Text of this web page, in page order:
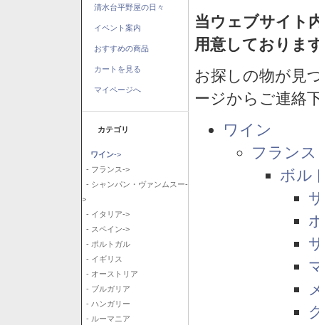
清水台平野屋の日々
イベント案内
おすすめの商品
カートを見る
マイページへ
カテゴリ
ワイン->
- フランス->
- シャンパン・ヴァンムスー-
>
- イタリア->
- スペイン->
- ポルトガル
- イギリス
- オーストリア
- ブルガリア
- ハンガリー
- ルーマニア
当ウェブサイト
用意しておりま
お探しの物が見
ージからご連絡
ワイン
フランス
ボル